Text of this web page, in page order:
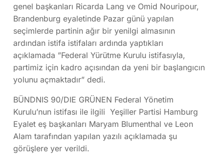
genel başkanları Ricarda Lang ve Omid Nouripour,
Brandenburg eyaletinde Pazar günü yapılan
seçimlerde partinin ağır bir yenilgi almasının
ardından istifa istifaları ardında yaptıkları
açıklamada ”Federal Yürütme Kurulu istifasıyla,
partimiz için kadro açısından da yeni bir başlangıcın
yolunu açmaktadır” dedi.
BÜNDNIS 90/DIE GRÜNEN Federal Yönetim
Kurulu’nun istifası ile ilgili Yeşiller Partisi Hamburg
Eyalet eş başkanları Maryam Blumenthal ve Leon
Alam tarafından yapılan yazılı açıklamada şu
görüşlere yer verildi.